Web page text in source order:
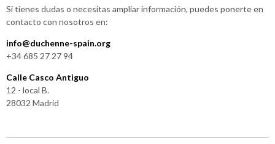
Si tienes dudas o necesitas ampliar información, puedes ponerte en
contacto con nosotros en:
info@duchenne-spain.org
+34 685 27 27 94
Calle Casco Antiguo
12 - local B.
28032 Madrid